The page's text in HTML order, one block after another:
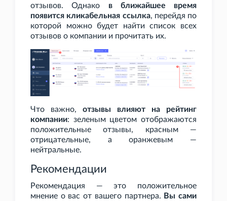
отзывов. Однако в ближайшее время
появится кликабельная ссылка, перейдя по
которой можно будет найти список всех
отзывов о компании и прочитать их.
Что важно, отзывы влияют на рейтинг
компании: зеленым цветом отображаются
положительные отзывы, красным —
отрицательные, а оранжевым —
нейтральные.
Рекомендации
Рекомендация — это положительное
мнение о вас от вашего партнера. Вы сами